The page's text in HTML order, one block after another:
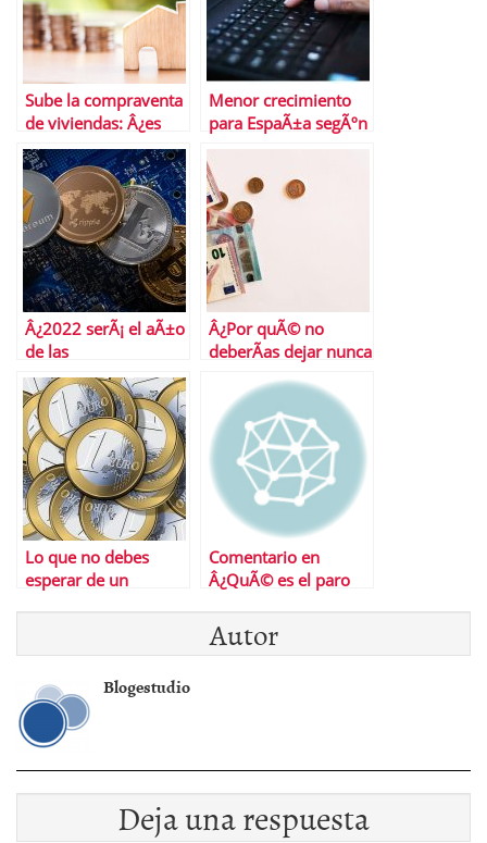
Sube la compraventa
de viviendas: Â¿es
una tendencia?
Menor crecimiento
para EspaÃ±a segÃºn
el FMI
Â¿2022 serÃ¡ el aÃ±o
de las
criptomonedas?
Â¿Por quÃ© no
deberÃ­as dejar nunca
cuentas?
Lo que no debes
esperar de un
Comentario en
Â¿QuÃ© es el paro
por ISABEL
Autor
Blogestudio
Deja una respuesta